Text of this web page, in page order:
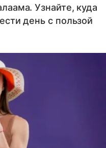
Узнайте, куда
день с пользой